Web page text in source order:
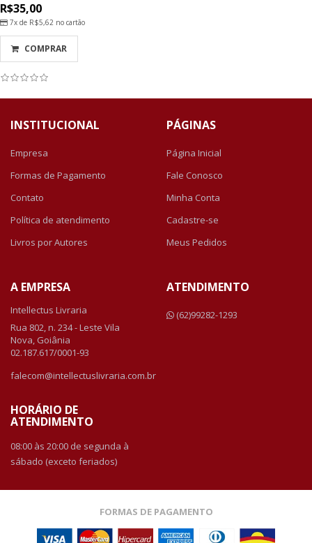
R$35,00
7x de R$5,62 no cartão
COMPRAR
INSTITUCIONAL
Empresa
Formas de Pagamento
Contato
Política de atendimento
Livros por Autores
PÁGINAS
Página Inicial
Fale Conosco
Minha Conta
Cadastre-se
Meus Pedidos
A EMPRESA
Intellectus Livraria
Rua 802, n. 234 - Leste Vila
Nova, Goiânia
02.187.617/0001-93
falecom@intellectuslivraria.com.br
HORÁRIO DE
ATENDIMENTO
08:00 às 20:00 de segunda à
sábado (exceto feriados)
ATENDIMENTO
(62)99282-1293
FORMAS DE PAGAMENTO